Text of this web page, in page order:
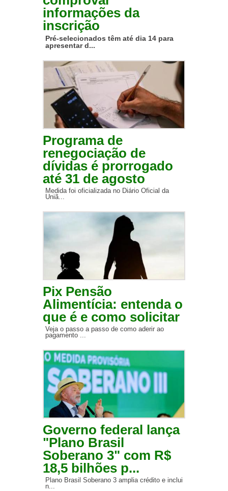
informações da
inscrição
Pré-selecionados têm até dia 14 para
apresentar d...
Programa de
renegociação de
dívidas é prorrogado
até 31 de agosto
Medida foi oficializada no Diário Oficial da
Uniã...
Pix Pensão
Alimentícia: entenda o
que é e como solicitar
Veja o passo a passo de como aderir ao
pagamento ...
Governo federal lança
"Plano Brasil
Soberano 3" com R$
18,5 bilhões p...
Plano Brasil Soberano 3 amplia crédito e inclui
n...